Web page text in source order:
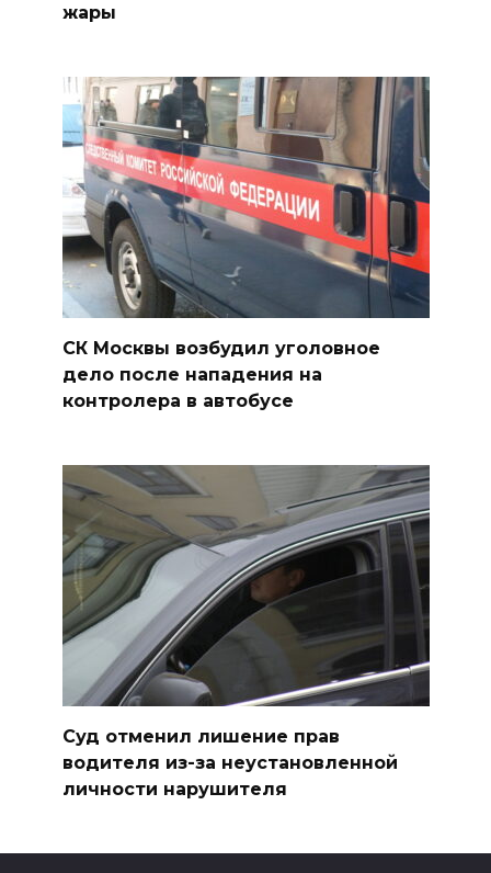
жары
СК Москвы возбудил уголовное
дело после нападения на
контролера в автобусе
Суд отменил лишение прав
водителя из-за неустановленной
личности нарушителя